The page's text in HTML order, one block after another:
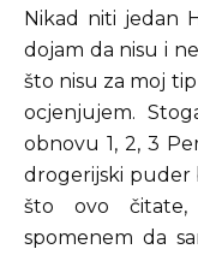
Nikad niti jedan
dojam da nisu i
što nisu za moj
ocjenjujem.
obnovu 1, 2, 3
drogerijski puder
što ovo čitate,
spomenem da